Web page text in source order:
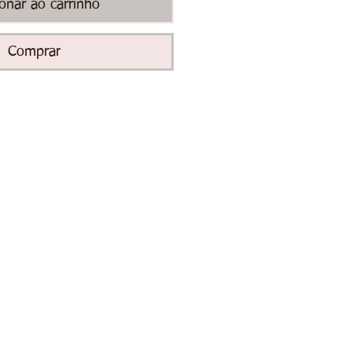
ao carrinho
Comprar